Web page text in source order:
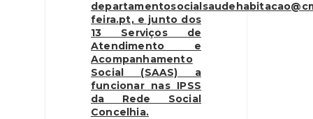
feira.pt, e junto dos
13 Serviços de
Atendimento e
Acompanhamento
Social (SAAS) a
funcionar nas IPSS
da Rede Social
Concelhia.